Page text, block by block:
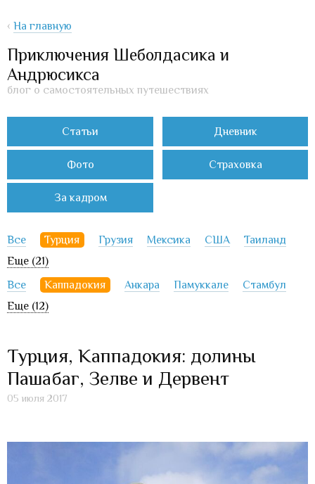
‹ На главную
Приключения Шеболдасика и
Андрюсикса
блог о самостоятельных путешествиях
Статьи Дневник
Фото Страховка
За кадром
Все Турция Грузия Мексика США
Таиланд
Еще (21)
Все
Каппадокия Анкара Памуккале
Стамбул
Еще (12)
Турция, Каппадокия: долины
Пашабаг, Зелве и Дервент
05 июля 2017